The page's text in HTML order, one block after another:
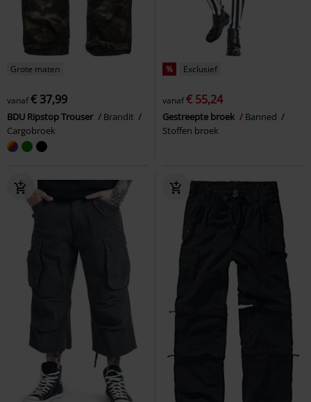
Grote maten
vanaf€ 37,99
BDU Ripstop Trouser
Brandit
Cargobroek
% Exclusief
vanaf€ 55,24
Gestreepte broek
Banned
Stoffen broek